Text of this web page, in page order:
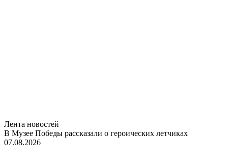
Лента новостей
В Музее Победы рассказали о героических летчиках
07.08.2026